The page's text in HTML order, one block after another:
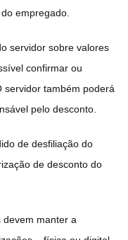
empregado.
servidor sobre valores
confirmar ou
servidor também poderá
pelo desconto.
de desfiliação do
de desconto do
devem manter a